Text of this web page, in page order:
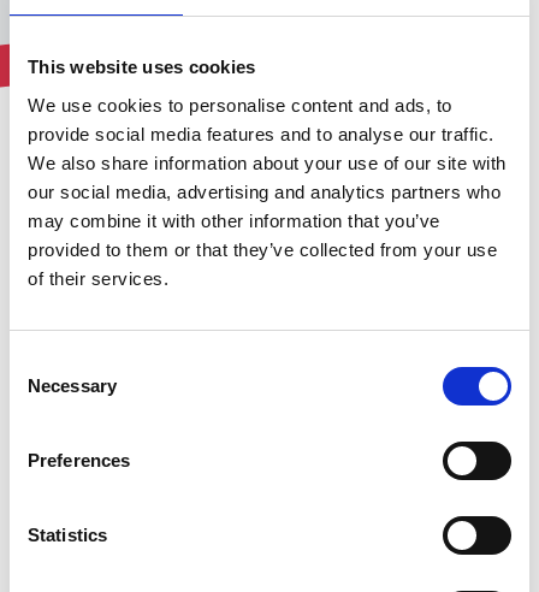
This website uses cookies
We use cookies to personalise content and ads, to
provide social media features and to analyse our traffic.
We also share information about your use of our site with
our social media, advertising and analytics partners who
may combine it with other information that you’ve
provided to them or that they’ve collected from your use
of their services.
Selection
Necessary
Preferences
Statistics
Schaffen eines
nachhaltigen
Unternehmensökosystems
Verringerung der Umweltbelastung
Verringerung der